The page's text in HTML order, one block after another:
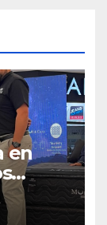
en
y